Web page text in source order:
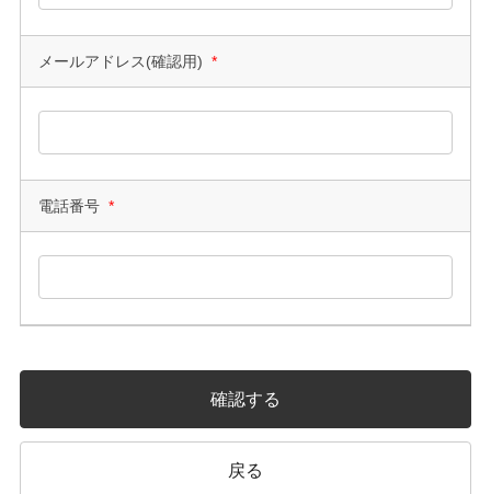
メールアドレス(確認用) *
電話番号 *
確認する
戻る